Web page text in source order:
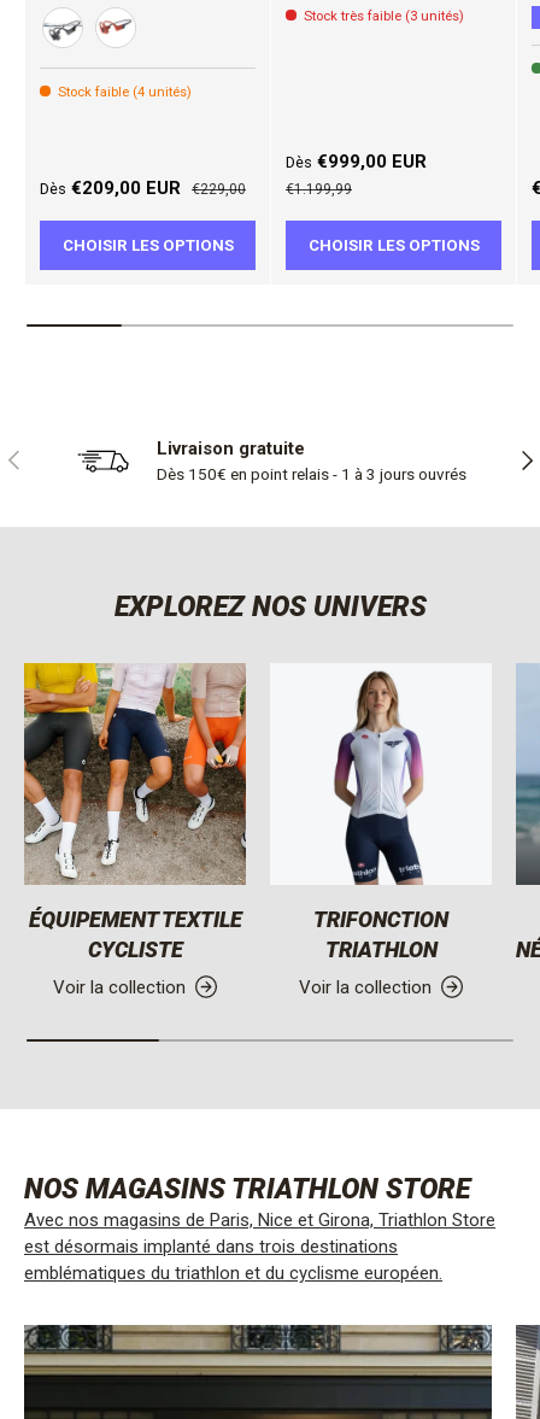
Stock faible (4 unités)
Prix soldé
Dès €209,00 EUR Prix habituel
€229,00
CHOISIR LES OPTIONS
Stock très faible (3 unités)
Prix soldé
Dès €999,00 EUR
Prix habituel
€1.199,99
CHOISIR LES OPTIONS
PRÉCÉDENT Livraison gratuite
Dès 150€ en point relais - 1 à 3 jours ouvrés
EXPLOREZ NOS UNIVERS
ÉQUIPEMENT TEXTILE
CYCLISTE
Voir la collection
TRIFONCTION
TRIATHLON
Voir la collection
NOS MAGASINS TRIATHLON STORE
Avec nos magasins de Paris, Nice et Girona, Triathlon Store
est désormais implanté dans trois destinations
emblématiques du triathlon et du cyclisme européen.